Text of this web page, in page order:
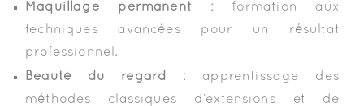
Maquillage permanent : formation aux
techniques avancées pour un résultat
professionnel.
Beauté du regard
: apprentissage des
méthodes classiques d’extensions et de